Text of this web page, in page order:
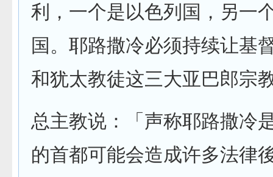
利，一个是以色列国，另一
国。耶路撒冷必须持续让基
和犹太教徒这三大亚巴郎宗
总主教说：「声称耶路撒冷
的首都可能会造成许多法律